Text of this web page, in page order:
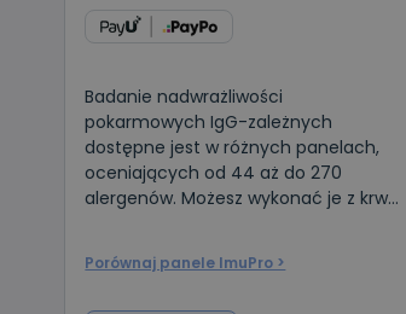
Badanie nadwrażliwości
pokarmowych IgG-zależnych
dostępne jest w różnych panelach,
oceniających od 44 aż do 270
alergenów. Możesz wykonać je z krwi
do Twoich potrzeb.
Porównaj panele ImuPro >